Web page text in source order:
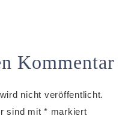
Kommentar
nicht veröffentlicht.
sind mit * markiert